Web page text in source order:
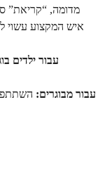
מדומה, “קריאת”
איש המקצוע עשוי
עבור ילדים
עבור מבוגרים: